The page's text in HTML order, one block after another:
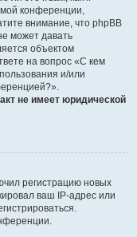
конференции,
внимание, что phpBB
может давать
объектом
на вопрос «С кем
и/или
не имеет юридической
регистрацию новых
ваш IP-адрес или